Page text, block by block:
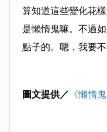
算知道這些變化花
是懶惰鬼嘛。不過
點子的。嗯，我要
圖文提供／ 《懶惰